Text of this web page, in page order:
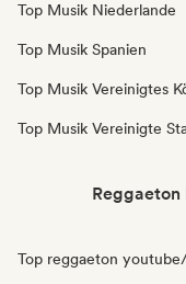
Top Musik Niederlande
Top Musik Spanien
Top Musik Vereinigtes
Top Musik Vereinigte
Top reggaeton